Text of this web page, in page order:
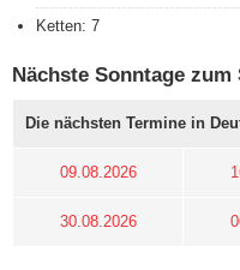
Ketten: 7
Nächste Sonntage zum
Die nächsten Termine in
09.08.2026
30.08.2026